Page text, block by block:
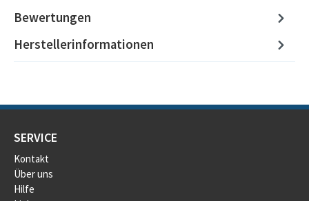
Bewertungen
Herstellerinformationen
SERVICE
Kontakt
Über uns
Hilfe